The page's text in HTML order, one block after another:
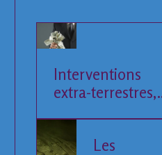
Interventions
extra-terrestres,
Les